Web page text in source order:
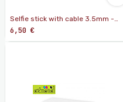
Selfie stick with cable 3.5mm -
pink
6,50 €